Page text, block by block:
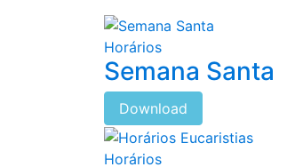
Horários
Semana Santa
Download
Horários